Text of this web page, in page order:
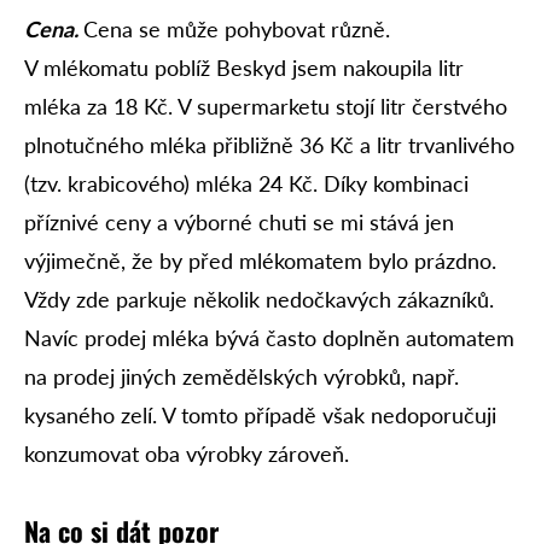
Cena.Cena se může pohybovat různě.
V mlékomatu poblíž Beskyd jsem nakoupila litr
mléka za 18 Kč. V supermarketu stojí litr čerstvého
plnotučného mléka přibližně 36 Kč a litr trvanlivého
(tzv. krabicového) mléka 24 Kč. Díky kombinaci
příznivé ceny a výborné chuti se mi stává jen
výjimečně, že by před mlékomatem bylo prázdno.
Vždy zde parkuje několik nedočkavých zákazníků.
Navíc prodej mléka bývá často doplněn automatem
na prodej jiných zemědělských výrobků, např.
kysaného zelí. V tomto případě však nedoporučuji
konzumovat oba výrobky zároveň.
Na co si dát pozor